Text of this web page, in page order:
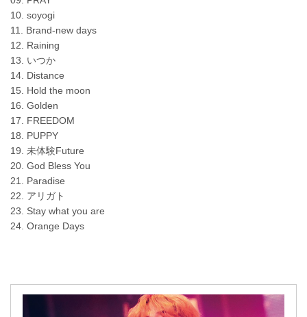
10. soyogi
11. Brand-new days
12. Raining
13. いつか
14. Distance
15. Hold the moon
16. Golden
17. FREEDOM
18. PUPPY
19. 未体験Future
20. God Bless You
21. Paradise
22. アリガト
23. Stay what you are
24. Orange Days